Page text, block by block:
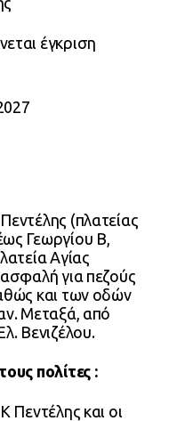
έγκριση
(πλατείας
Γεωργίου Β,
Αγίας
για πεζούς
και των οδών
Μεταξά, από
Βενιζέλου.
πολίτες :
Πεντέλης και οι